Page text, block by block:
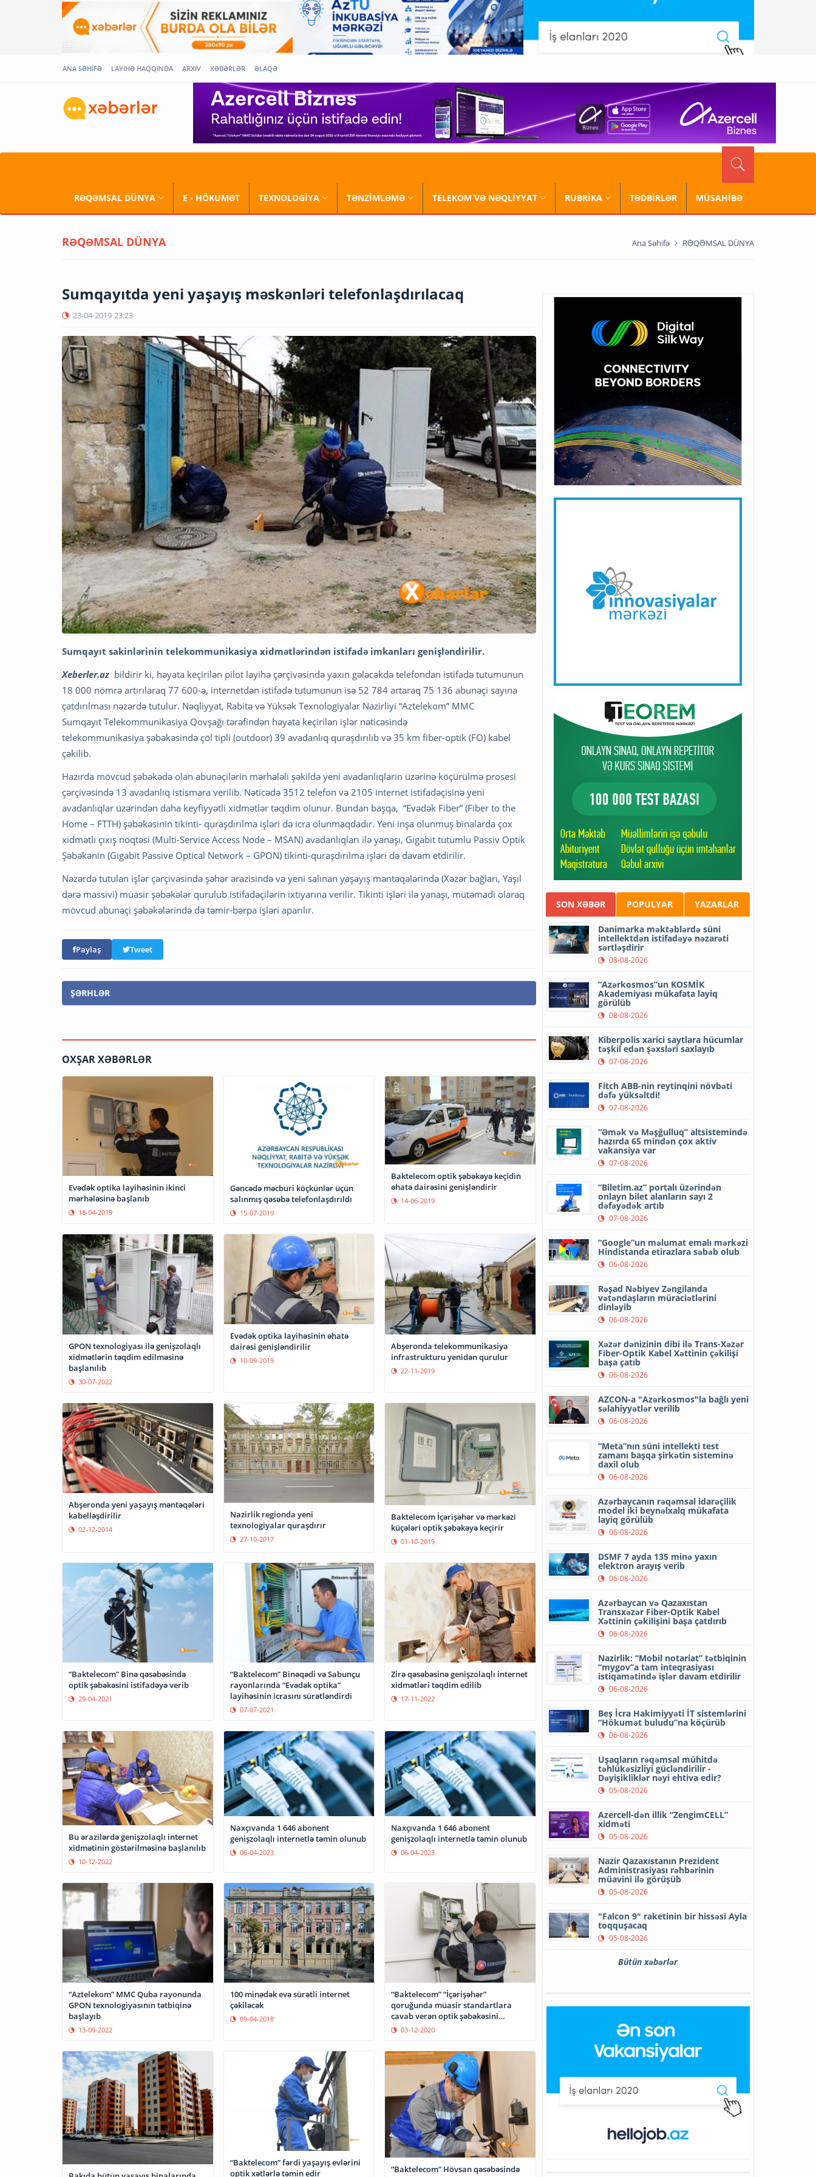
ANA SƏHİFƏ LAYİHƏ HAQQINDA ARXİV XƏBƏRLƏR ƏLAQƏ
RƏQƏMSAL DÜNYA E - HÖKUMƏT TEXNOLOGİYA TƏNZİMLƏMƏ TELEKOM VƏ NƏQLİYYAT RUBRİKA TƏDBİRLƏR MÜSAHİBƏ
RƏQƏMSAL DÜNYA Ana Səhifə RƏQƏMSAL DÜNYA
Sumqayıtda yeni yaşayış məskənləri telefonlaşdırılacaq
23-04-2019 23:23
Sumqayıt sakinlərinin telekommunikasiya xidmətlərindən istifadə imkanları genişləndirilir.
Xeberler.az bildirir ki, həyata keçirilən pilot layihə çərçivəsində yaxın gələcəkdə telefondan istifadə tutumunun
18 000 nömrə artırılaraq 77 600-ə, internetdən istifadə tutumunun isə 52 784 artaraq 75 136 abunəçi sayına
çatdırılması nəzərdə tutulur. Nəqliyyat, Rabitə və Yüksək Texnologiyalar Nazirliyi “Aztelekom” MMC
Sumqayıt Telekommunikasiya Qovşağı tərəfindən həyata keçirilən işlər nəticəsində
telekommunikasiya şəbəkəsində çöl tipli (outdoor) 39 avadanlıq quraşdırılıb və 35 km fiber-optik (FO) kabel
çəkilib.
Hazırda mövcud şəbəkədə olan abunəçilərin mərhələli şəkildə yeni avadanlıqların üzərinə köçürülmə prosesi
çərçivəsində 13 avadanlıq istismara verilib. Nəticədə 3512 telefon və 2105 internet istifadəçisinə yeni
avadanlıqlar üzərindən daha keyfiyyətli xidmətlər təqdim olunur. Bundan başqa, “Evədək Fiber” (Fiber to the
Home – FTTH) şəbəkəsinin tikinti- quraşdırılma işləri də icra olunmaqdadır. Yeni inşa olunmuş binalarda çox
xidmətli çıxış nöqtəsi (Multi-Service Access Node – MSAN) avadanlıqları ilə yanaşı, Gigabit tutumlu Passiv Optik
Şəbəkənin (Gigabit Passive Optical Network – GPON) tikinti-quraşdırılma işləri də davam etdirilir.
Nəzərdə tutulan işlər çərçivəsində şəhər ərazisində və yeni salınan yaşayış məntəqələrində (Xəzər bağları, Yaşıl
dərə massivi) müasir şəbəkələr qurulub istifadəçilərin ixtiyarına verilir. Tikinti işləri ilə yanaşı, mütəmadi olaraq
mövcud abunəçi şəbəkələrində də təmir-bərpa işləri aparılır.
Paylaş Tweet
ŞƏRHLƏR
OXŞAR XƏBƏRLƏR
Evədək optika layihəsinin ikinci
mərhələsinə başlanıb
18-04-2019
Gəncədə məcburi köçkünlər üçün
salınmış qəsəbə telefonlaşdırıldı
15-07-2019
Baktelecom optik şəbəkəyə keçidin
əhatə dairəsini genişləndirir
14-06-2019
GPON texnologiyası ilə genişzolaqlı
xidmətlərin təqdim edilməsinə
başlanılıb
30-07-2022
Evədək optika layihəsinin əhatə
dairəsi genişləndirilir
10-09-2019
Abşeronda telekommunikasiya
infrastrukturu yenidən qurulur
22-11-2019
Abşeronda yeni yaşayış məntəqələri
kabelləşdirilir
02-12-2014
Nazirlik regionda yeni
texnologiyalar quraşdırır
27-10-2017
Baktelecom İçərişəhər və mərkəzi
küçələri optik şəbəkəyə keçirir
01-10-2019
“Baktelecom” Binə qəsəbəsində
optik şəbəkəsini istifadəyə verib
29-04-2021
“Baktelecom” Binəqədi və Sabunçu
rayonlarında “Evədək optika”
layihəsinin icrasını sürətləndirdi
07-07-2021
Zirə qəsəbəsinə genişzolaqlı internet
xidmətləri təqdim edilib
17-11-2022
Bu ərazilərdə genişzolaqlı internet
xidmətinin göstərilməsinə başlanılıb
10-12-2022
Naxçıvanda 1 646 abonent
genişzolaqlı internetlə təmin olunub
06-04-2023
Naxçıvanda 1 646 abonent
genişzolaqlı internetlə təmin olunub
06-04-2023
“Aztelekom” MMC Quba rayonunda
GPON texnologiyasının tətbiqinə
13-09-2022
100 minədək evə sürətli internet
çəkiləcək
09-04-2018
“Baktelecom” “İçərişəhər”
qoruğunda müasir standartlara
cavab verən optik şəbəkəsini
istifadəyə verib
03-12-2020
“Baktelecom” fərdi yaşayış evlərini
optik xətlərlə təmin edir
“Baktelecom” Hövsan qəsəbəsində
SON XƏBƏR POPULYAR YAZARLAR
Danimarka məktəblərdə süni
intellektdən istifadəyə nəzarəti
sərtləşdirir
08-08-2026
“Azərkosmos”un KOSMİK
Akademiyası mükafata layiq
görülüb
08-08-2026
Kiberpolis xarici saytlara hücumlar
təşkil edən şəxsləri saxlayıb
07-08-2026
Fitch ABB-nin reytinqini növbəti
dəfə yüksəltdi!
07-08-2026
“Əmək və Məşğulluq” altsistemində
hazırda 65 mindən çox aktiv
vakansiya var
07-08-2026
“Biletim.az” portalı üzərindən
onlayn bilet alanların sayı 2
dəfəyədək artıb
07-08-2026
“Google”un məlumat emalı mərkəzi
Hindistanda etirazlara səbəb olub
06-08-2026
Rəşad Nəbiyev Zəngilanda
vətəndaşların müraciətlərini
dinləyib
06-08-2026
Xəzər dənizinin dibi ilə Trans-Xəzər
Fiber-Optik Kabel Xəttinin çəkilişi
başa çatıb
06-08-2026
AZCON-a "Azərkosmos"la bağlı yeni
səlahiyyətlər verilib
06-08-2026
“Meta”nın süni intellekti test
zamanı başqa şirkətin sisteminə
daxil olub
06-08-2026
Azərbaycanın rəqəmsal idarəçilik
model iki beynəlxalq mükafata
layiq görülüb
06-08-2026
DSMF 7 ayda 135 minə yaxın
elektron arayış verib
06-08-2026
Azərbaycan və Qazaxıstan
Transxəzər Fiber-Optik Kabel
Xəttinin çəkilişini başa çatdırıb
06-08-2026
Nazirlik: “Mobil notariat” tətbiqinin
“mygov”a tam inteqrasiyası
istiqamətində işlər davam etdirilir
06-08-2026
Beş İcra Hakimiyyəti İT sistemlərini
“Hökumət buludu”na köçürüb
06-08-2026
Uşaqların rəqəmsal mühitdə
təhlükəsizliyi gücləndirilir -
Dəyişikliklər nəyi ehtiva edir?
05-08-2026
Azercell-dən illik “ZengimCELL”
xidməti
05-08-2026
Nazir Qazaxıstanın Prezident
Administrasiyası rəhbərinin
müavini ilə görüşüb
05-08-2026
"Falcon 9" raketinin bir hissəsi Ayla
toqquşacaq
05-08-2026
Bütün xəbərlər